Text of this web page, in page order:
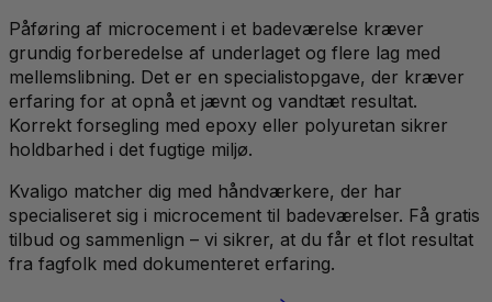
Påføring af microcement i et badeværelse kræver
grundig forberedelse af underlaget og flere lag med
mellemslibning. Det er en specialistopgave, der kræver
erfaring for at opnå et jævnt og vandtæt resultat.
Korrekt forsegling med epoxy eller polyuretan sikrer
holdbarhed i det fugtige miljø.
Kvaligo matcher dig med håndværkere, der har
specialiseret sig i microcement til badeværelser. Få gratis
tilbud og sammenlign – vi sikrer, at du får et flot resultat
fra fagfolk med dokumenteret erfaring.